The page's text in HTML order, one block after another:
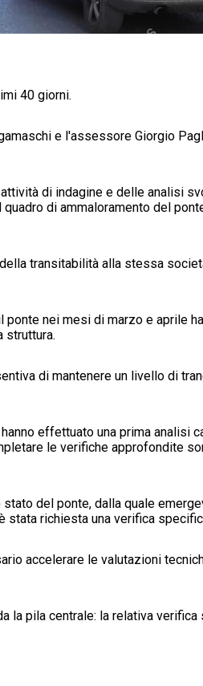
40 giorni.
e l'assessore Giorgio
di indagine e delle analisi
di ammaloramento del
transitabilità alla stessa
nei mesi di marzo e aprile
struttura.
di mantenere un livello di
effettuato una prima analisi
le verifiche approfondite
del ponte, dalla quale
richiesta una verifica
accelerare le valutazioni
la pila centrale: la relativa verifica